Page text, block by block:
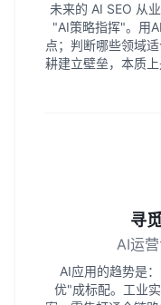
未来的 AI SEO 从
"AI策略指挥"。用
点；判断哪些领域
耕建立壁垒，本质
寻
AI运
AI应用的趋势是
优"成标配。工业